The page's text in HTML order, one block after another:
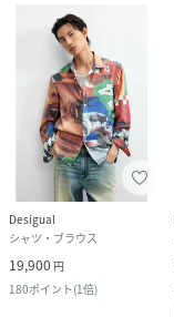
Desigual
シャツ・ブラウス
19,900 円
180ポイント(1倍)